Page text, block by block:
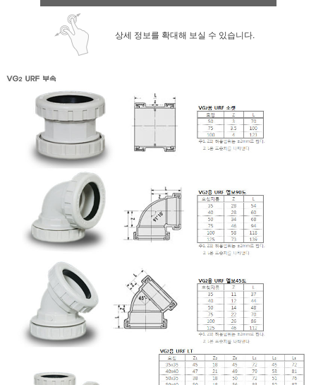
상세 정보를 확대해 보실 수 있습니다.